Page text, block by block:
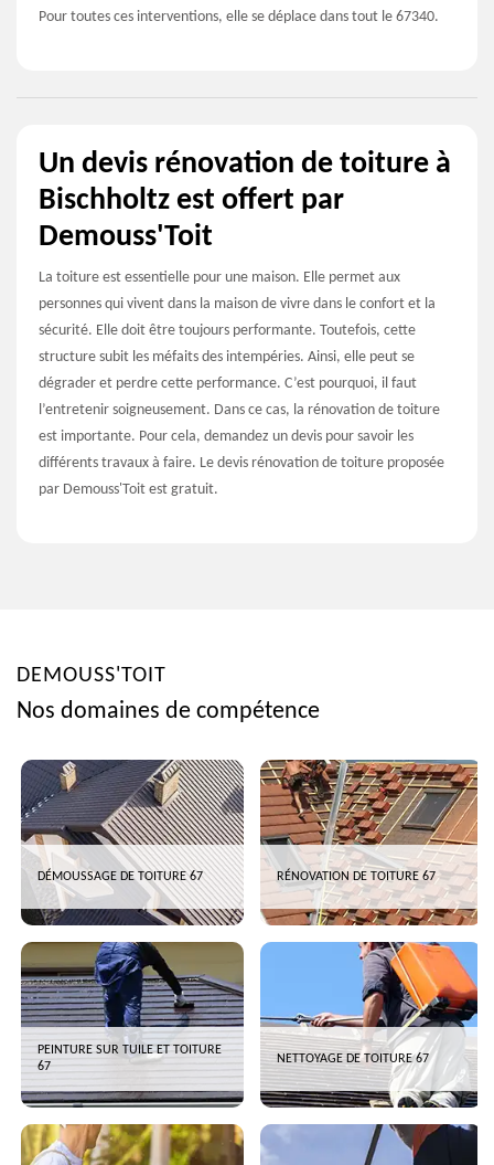
Pour toutes ces interventions, elle se déplace dans tout le 67340.
Un devis rénovation de toiture à
Bischholtz est offert par
Demouss'Toit
La toiture est essentielle pour une maison. Elle permet aux
personnes qui vivent dans la maison de vivre dans le confort et la
sécurité. Elle doit être toujours performante. Toutefois, cette
structure subit les méfaits des intempéries. Ainsi, elle peut se
dégrader et perdre cette performance. C’est pourquoi, il faut
l’entretenir soigneusement. Dans ce cas, la rénovation de toiture
est importante. Pour cela, demandez un devis pour savoir les
différents travaux à faire. Le devis rénovation de toiture proposée
par Demouss'Toit est gratuit.
DEMOUSS'TOIT
Nos domaines de compétence
DÉMOUSSAGE DE TOITURE 67 RÉNOVATION DE TOITURE 67
PEINTURE SUR TUILE ET TOITURE
67
NETTOYAGE DE TOITURE 67